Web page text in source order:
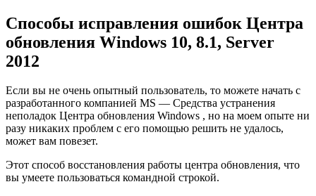
Способы исправления ошибок Центра
обновления Windows 10, 8.1, Server
2012
Если вы не очень опытный пользователь, то можете начать с
разработанного компанией MS — Средства устранения
неполадок Центра обновления Windows , но на моем опыте ни
разу никаких проблем с его помощью решить не удалось,
может вам повезет.
Этот способ восстановления работы центра обновления, что
вы умеете пользоваться командной строкой.